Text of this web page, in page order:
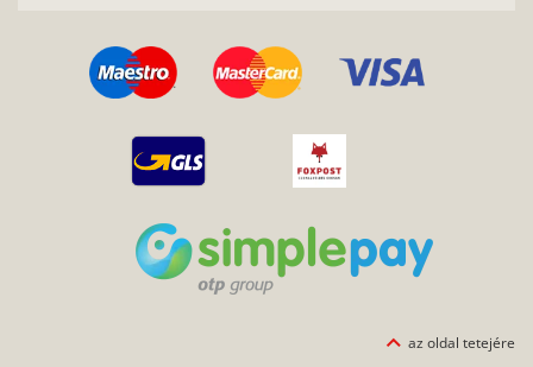
az oldal tetejére